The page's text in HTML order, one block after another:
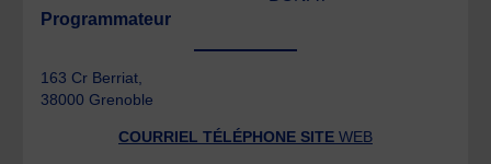
Programmateur
163 Cr Berriat,
38000 Grenoble
COURRIEL TÉLÉPHONE SITE WEB